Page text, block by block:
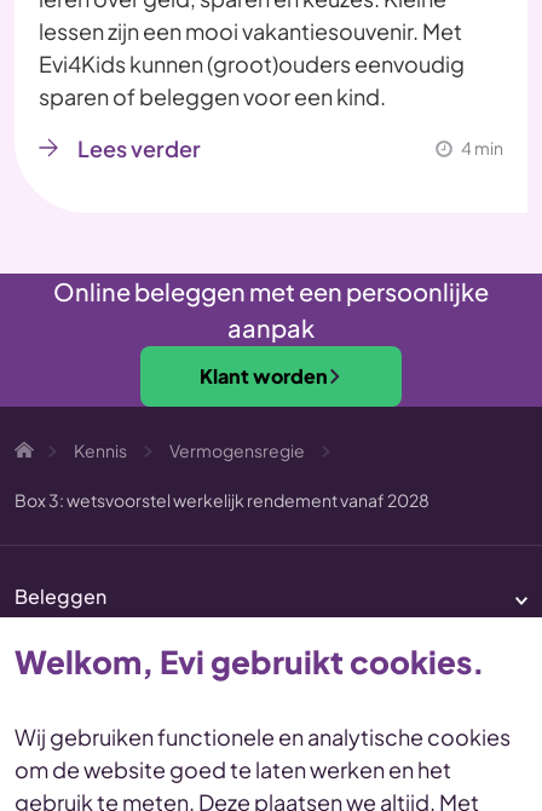
lessen zijn een mooi vakantiesouvenir. Met
Evi4Kids kunnen (groot)ouders eenvoudig
sparen of beleggen voor een kind.
Lees verder
4 min
Online beleggen met een persoonlijke
aanpak
Klant worden
Kennis Vermogensregie
Box 3: wetsvoorstel werkelijk rendement vanaf 2028
Beleggen
Vermogenscoaching
DisclaimerVoorwaarden
Welkom, Evi gebruikt cookies.
Wij gebruiken functionele en analytische cookies
om de website goed te laten werken en het
gebruik te meten. Deze plaatsen we altijd. Met